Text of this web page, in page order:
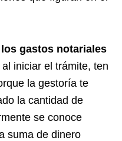
gastos notariales
al iniciar el trámite, ten
la gestoría te
la cantidad de
se conoce
suma de dinero